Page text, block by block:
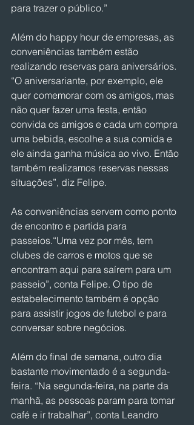
para trazer o público.”
Além do happy hour de empresas, as
conveniências também estão
realizando reservas para aniversários.
“O aniversariante, por exemplo, ele
quer comemorar com os amigos, mas
não quer fazer uma festa, então
convida os amigos e cada um compra
uma bebida, escolhe a sua comida e
ele ainda ganha música ao vivo. Então
também realizamos reservas nessas
situações”, diz Felipe.
As conveniências servem como ponto
de encontro e partida para
passeios.“Uma vez por mês, tem
clubes de carros e motos que se
encontram aqui para saírem para um
passeio”, conta Felipe. O tipo de
estabelecimento também é opção
para assistir jogos de futebol e para
conversar sobre negócios.
Além do final de semana, outro dia
bastante movimentado é a segunda-
feira. “Na segunda-feira, na parte da
manhã, as pessoas param para tomar
café e ir trabalhar”, conta Leandro